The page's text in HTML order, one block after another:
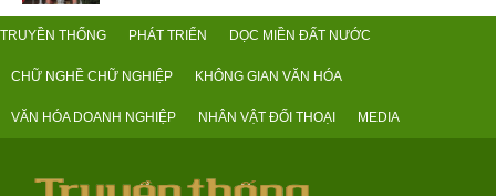
TRUYỀN THỐNG PHÁT TRIỂN DỌC MIỀN ĐẤT NƯỚC
CHỮ NGHỀ CHỮ NGHIỆP KHÔNG GIAN VĂN HÓA
VĂN HÓA DOANH NGHIỆP NHÂN VẬT ĐỐI THOẠI MEDIA